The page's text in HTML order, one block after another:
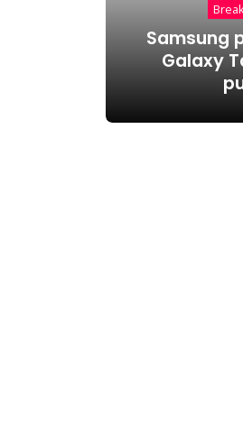
Samsung
Galaxy